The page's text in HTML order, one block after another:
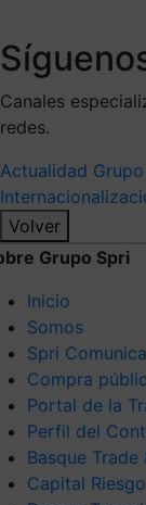
Canales
redes.
Actualidad
Volver
Grupo Spri
Inicio
Somos
Spri Comunica
Compra
Portal de la
Perfil del
Basque Trade
Capital Riesgo